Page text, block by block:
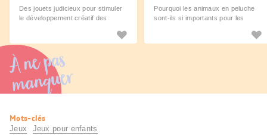
Des jouets judicieux pour stimuler
le développement créatif des
Pourquoi les animaux en peluche
sont-ils si importants pour les
À ne pas
manquer
Informations
utiles
Mots-clés
Jeux Jeux pour enfants